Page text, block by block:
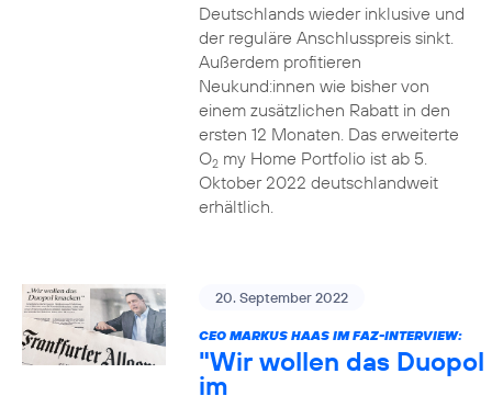
Deutschlands wieder inklusive und
der reguläre Anschlusspreis sinkt.
Außerdem profitieren
Neukund:innen wie bisher von
einem zusätzlichen Rabatt in den
ersten 12 Monaten. Das erweiterte
O2my Home Portfolio ist ab 5.
Oktober 2022 deutschlandweit
erhältlich.
20. September 2022
CEO MARKUS HAAS IM FAZ-INTERVIEW:
"Wir wollen das Duopol
im